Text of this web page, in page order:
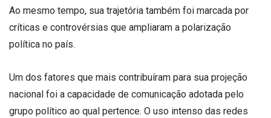
Ao mesmo tempo, sua trajetória também foi marcada por
críticas e controvérsias que ampliaram a polarização
política no país.
Um dos fatores que mais contribuíram para sua projeção
nacional foi a capacidade de comunicação adotada pelo
grupo político ao qual pertence. O uso intenso das redes